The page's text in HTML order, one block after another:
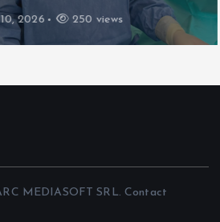
2026 250 views
MEDIASOFT SRL. Contact